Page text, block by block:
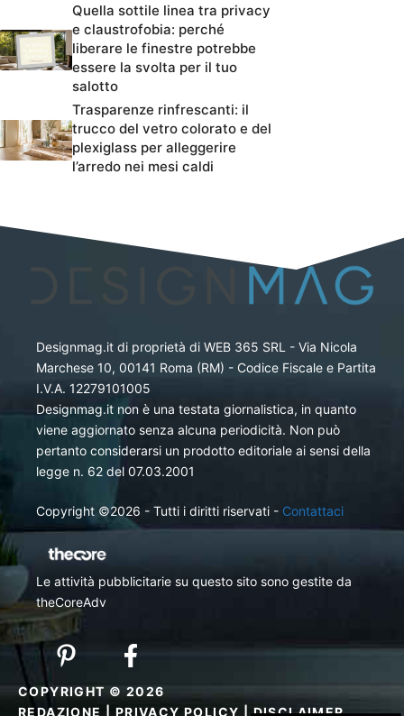
Quella sottile linea tra privacy
e claustrofobia: perché
liberare le finestre potrebbe
essere la svolta per il tuo
salotto
Trasparenze rinfrescanti: il
trucco del vetro colorato e del
plexiglass per alleggerire
l’arredo nei mesi caldi
Designmag.it di proprietà di WEB 365 SRL - Via Nicola
Marchese 10, 00141 Roma (RM) - Codice Fiscale e Partita
I.V.A. 12279101005
Designmag.it non è una testata giornalistica, in quanto
viene aggiornato senza alcuna periodicità. Non può
pertanto considerarsi un prodotto editoriale ai sensi della
legge n. 62 del 07.03.2001
Copyright ©2026 - Tutti i diritti riservati - Contattaci
Le attività pubblicitarie su questo sito sono gestite da
theCoreAdv
COPYRIGHT © 2026
REDAZIONE
PRIVACY POLICY |DISCLAIMER